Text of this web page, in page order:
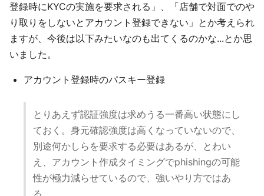
登録時にKYCの実施を要求される」、「店舗で対面でのや
り取りをしないとアカウント登録できない」とか考えられ
ますが、今後は以下みたいなのも出てくるのかな...とか思
いました。
アカウント登録時のパスキー登録
とりあえず認証強度は求めうる一番高い状態にし
ておく。身元確認強度は高くなっていないので、
別途何かしらを要求する必要はあるが、とわい
え、アカウント作成タイミングでphishingの可能
性が極力減らせているので、強いやり方ではあ